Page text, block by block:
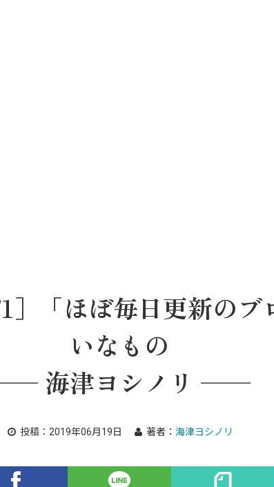
］「ほぼ毎日更新の
いなもの
海津ヨシノリ ──
投稿： 2019年06月19日 著者： 海津ヨシノリ